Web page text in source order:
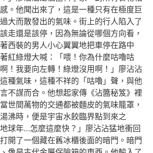
。他聞出來了，這是一種只有在極度巨
大而散發出的氣味。街上的行人陷入了
走還是該停，因為無論從哪個方向看，
西裝的男人小心翼翼地把車停在路中
紅綠燈大喊：「喂！你為什麼咕嚕咕
！我要向左轉！綠燈沒用啊！」廖沾沾
種氣味，這種不祥的「咕嚕」聲，與他
不謀而合。他想起家傳《沾醬秘笈》裡
世間萬物的交通都被麵皮的氣味籠罩，
沸時，便是宇宙水餃臨界點到來之
球年…怎麼這麼快？」廖沾沾猛地衝回
開了一個藏在舊冰櫃後面的暗門。暗門